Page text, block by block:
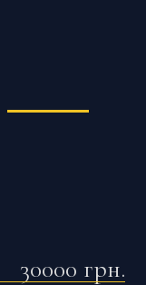
30000 грн.